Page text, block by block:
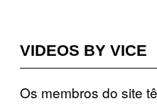
VIDEOS BY VICE
Os membros do site